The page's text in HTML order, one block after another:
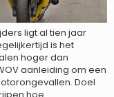
ligt al tien jaar
is het
hoger dan
aanleiding om een
Doel